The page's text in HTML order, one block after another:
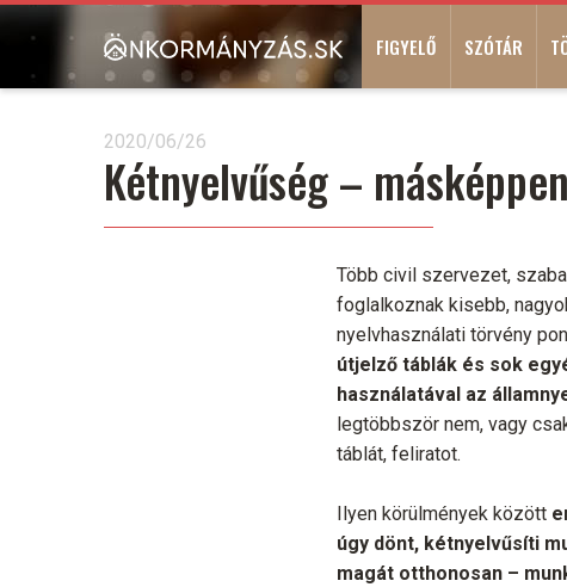
Ugrás
tartalomra
Main
navigation
FIGYELŐ SZÓTÁR
2020/06/26
Kétnyelvűség – másképpen
Több civil szervezet,
foglalkoznak kisebb,
nyelvhasználati törvény
útjelző táblák és sok
használatával az
legtöbbször nem, vagy
táblát, feliratot.
Ilyen körülmények között
úgy dönt, kétnyelvűsíti
magát otthonosan –